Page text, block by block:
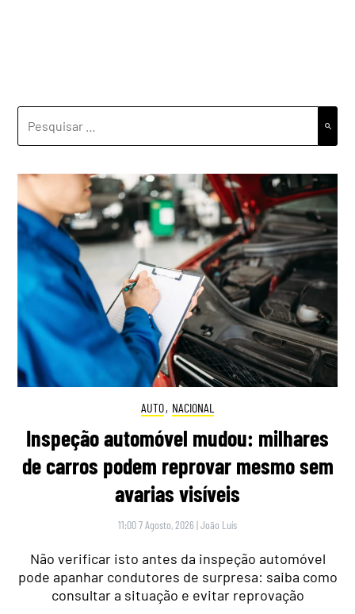
POR:
AUTO, NACIONAL
Inspeção automóvel mudou: milhares
de carros podem reprovar mesmo sem
avarias visíveis
11:00 7 Agosto, 2026 |João Luís
Não verificar isto antes da inspeção automóvel
pode apanhar condutores de surpresa: saiba como
consultar a situação e evitar reprovação